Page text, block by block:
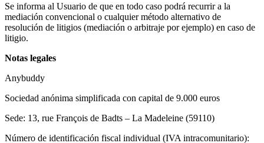
Se informa al Usuario de que en todo caso podrá recurrir a la
mediación convencional o cualquier método alternativo de
resolución de litigios (mediación o arbitraje por ejemplo) en caso de
litigio.
Notas legales
Anybuddy
Sociedad anónima simplificada con capital de 9.000 euros
Sede: 13, rue François de Badts – La Madeleine (59110)
Número de identificación fiscal individual (IVA intracomunitario):